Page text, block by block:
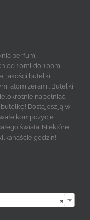
perfum.
od 10ml do 100ml.
jakości butelki
atomizerami. Butelki
napełniać.
Dostajesz ją w
kompozycje
świata. Niektóre
godzin!
×